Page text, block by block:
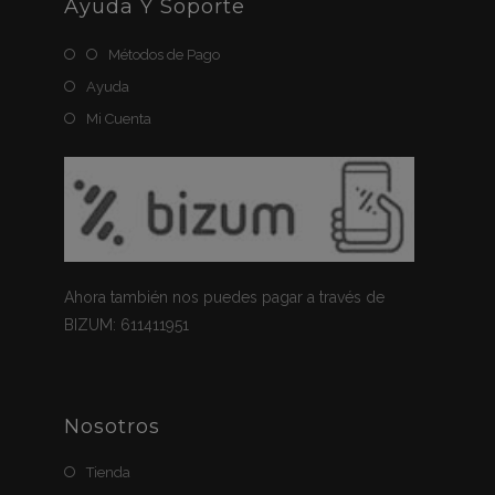
Ayuda Y Soporte
Métodos de Pago
Ayuda
Mi Cuenta
Ahora también nos puedes pagar a través de
BIZUM: 611411951
Nosotros
Tienda